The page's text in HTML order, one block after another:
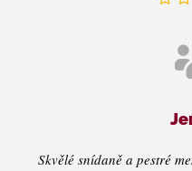
Skvělé snídaně a pestré